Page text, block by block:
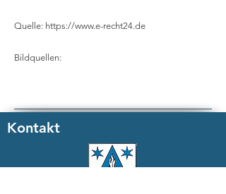
Quelle: https://www.e-recht24.de
Bildquellen:
Kontakt